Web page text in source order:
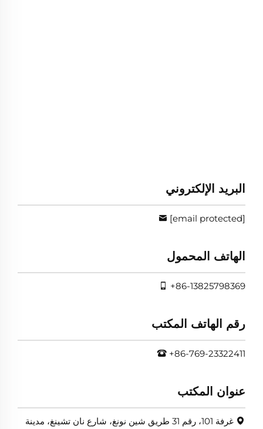
البريد الإلكتروني
[email protected]
الهاتف المحمول
+86-13825798369
رقم الهاتف المكتب
+86-769-23322411
عنوان المكتب
غرفة 101، رقم 31 طريق شين نونغ، شارع نان تشينغ، مدينة